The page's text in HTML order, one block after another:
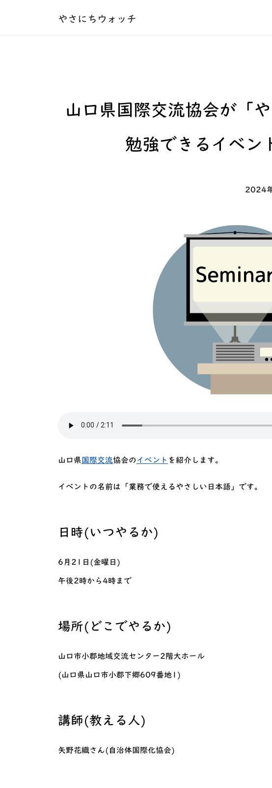
やさにちウォッチ
山口県国際交流協会が 「
勉強できるイベン
2024
山口県 国際交流協会の イベント を紹介します。
イベントの名前は「業務で使えるやさしい日本語」です。
日時(いつやるか)
6月21日(金曜日)
午後2時から4時まで
場所(どこでやるか)
山口市小郡地域交流センター2階大ホール
(山口県山口市小郡下郷609番地1)
講師(教える人)
矢野花織さん(自治体国際化協会)